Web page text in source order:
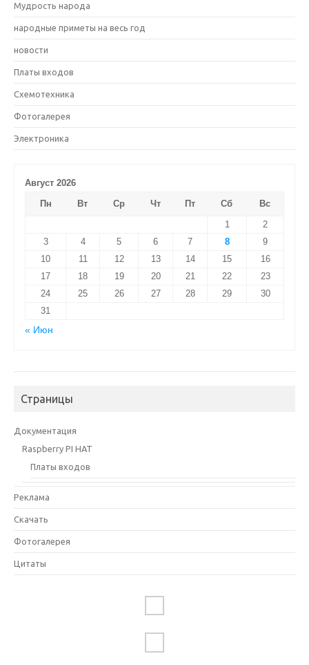
Мудрость народа
народные приметы на весь год
новости
Платы входов
Схемотехника
Фотогалерея
Электроника
Август 2026
Пн
Вт Ср Чт Пт Сб
Вс
1
2
3
4 5 6 7 8
9
10
11 12 13 14 15
16
17
18 19 20 21 22
23
24
25 26 27 28 29
30
31
« Июн
Страницы
Документация
Raspberry PI HAT
Платы входов
Реклама
Скачать
Фотогалерея
Цитаты